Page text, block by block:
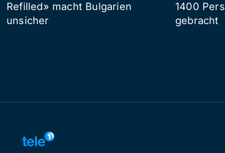
Refilled» macht Bulgarien
unsicher
1400
gebracht